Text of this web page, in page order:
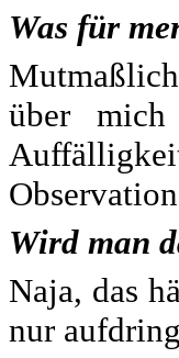
Was für
über
Wird man
Naja, das
nur